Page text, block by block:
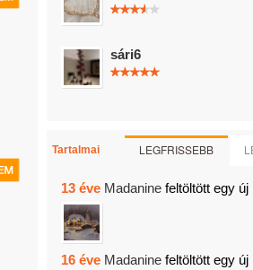
sári6
Tartalmai LEGFRISSEBB
13 éve Madanine feltöltött egy új
16 éve Madanine feltöltött egy új